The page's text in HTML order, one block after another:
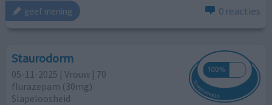
geef mening 0 reacties
Staurodorm
05-11-2025 | Vrouw | 70
flurazepam (30mg)
Slapeloosheid